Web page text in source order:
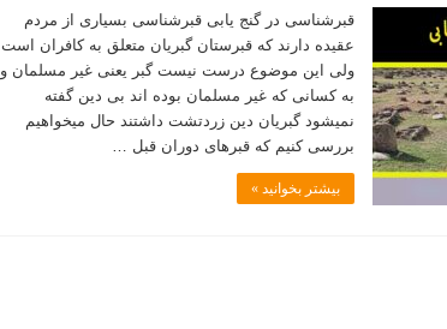
قبرشناسی در گنج یابی قبرشناسی بسیاری از مردم
عقیده دارند که قبرستان گبریان متعلق به کافران است
ولی این موضوع درست نیست گبر یعنی غیر مسلمان و
به کسانی که غیر مسلمان بوده اند بی دین گفته
نمیشود گبریان دین زردتشت داشتند حال میخواهیم
بررسی کنیم که قبرهای دوران قبل …
بیشتر بخوانید »